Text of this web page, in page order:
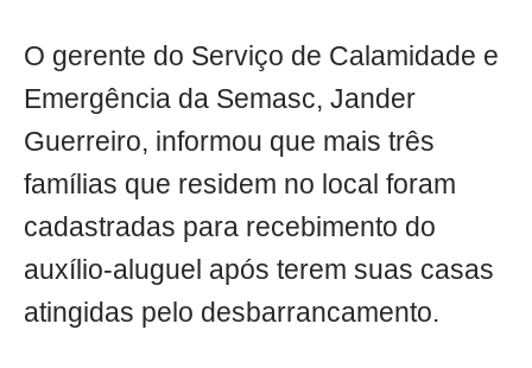
O gerente do Serviço de Calamidade e
Emergência da Semasc, Jander
Guerreiro, informou que mais três
famílias que residem no local foram
cadastradas para recebimento do
auxílio-aluguel após terem suas casas
atingidas pelo desbarrancamento.